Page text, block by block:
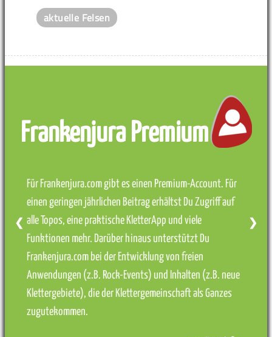
aktuelle Felsen
Frankenjura Premium
Für Frankenjura.com gibt es einen Premium-Account. Für
einen geringen jährlichen Beitrag erhältst Du Zugriff auf
alle Topos, eine praktische KletterApp und viele
Funktionen mehr. Darüber hinaus unterstützt Du
Frankenjura.com bei der Entwicklung von freien
Anwendungen (z.B. Rock-Events) und Inhalten (z.B. neue
Klettergebiete), die der Klettergemeinschaft als Ganzes
zugutekommen.
❮ ❯